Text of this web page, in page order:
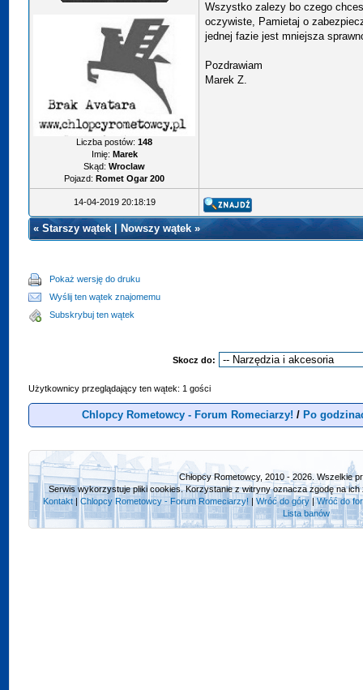
Liczba postów:148
Imię: Marek
Skąd: Wroclaw
Pojazd: Romet Ogar 200
Wszystko zalezy bo czego
oczywiste, Pamietaj o
jednej fazie jest mniejsza
Pozdrawiam
Marek Z.
14-04-2019 20:18:19
«Starszy wątek Nowszy wątek»
Pokaż wersję do druku
Wyślij ten wątek znajomemu
Subskrybuj ten wątek
Skocz do:
Użytkownicy przeglądający ten wątek: 1 gości
Chlopcy Rometowcy - Forum Romeciarzy! / Po
Chłopcy Rometowcy, 2010 - 2026. Wszelkie
Serwis wykorzystuje pliki cookies. Korzystanie z witryny oznacza zgodę na
Kontakt| Chlopcy Rometowcy - Forum Romeciarzy! Wróć do góry|Wróć do
Lista banów